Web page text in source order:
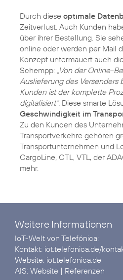
Durch diese optimale
Zeitverlust. Auch Kunden
über ihrer Bestellung. Sie
online oder werden per Mail
Konzept untermauert auch
Schempp: „Von der Online-
Auslieferung des Versenders
Kunden ist der komplette
digitalisiert“. Diese smarte
Geschwindigkeit im
Zu den Kunden des
Transportverkehre gehören
Transportunternehmen und
CargoLine, CTL, VTL, der
mehr.
Weitere Informationen
IoT-Welt von Telefónica:
Kontakt: iot.telefonica.de/
Website: iot.telefonica.de
AIS: Website | Referenzen